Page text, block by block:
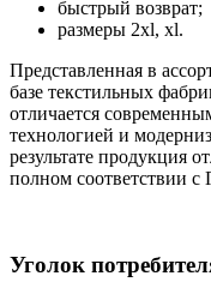
быстрый возврат;
размеры 2xl, xl.
Представленная в
базе текстильных
отличается
технологией и
результате продукция
полном соответствии
Уголок